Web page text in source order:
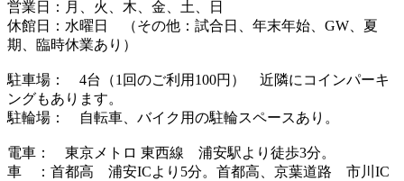
営業日：月、火、木、金、土、日
休館日：水曜日 （その他：試合日、年末年始、GW、夏
期、臨時休業あり）
駐車場： 4台（1回のご利用100円） 近隣にコインパーキ
ングもあります。
駐輪場： 自転車、バイク用の駐輪スペースあり。
電車： 東京メトロ 東西線 浦安駅より徒歩3分。
車 ：首都高 浦安ICより5分。首都高、京葉道路 市川IC